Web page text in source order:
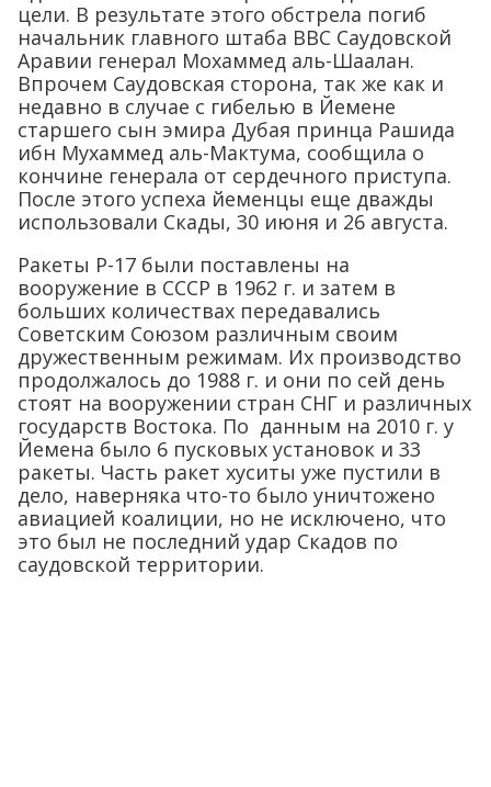
цели. В результате этого обстрела погиб
начальник главного штаба ВВС Саудовской
Аравии генерал Мохаммед аль-Шаалан.
Впрочем Саудовская сторона, так же как и
недавно в случае с гибелью в Йемене
старшего сын эмира Дубая принца Рашида
ибн Мухаммед аль-Мактума, сообщила о
кончине генерала от сердечного приступа.
После этого успеха йеменцы еще дважды
использовали Скады, 30 июня и 26 августа.
Ракеты Р-17 были поставлены на
вооружение в СССР в 1962 г. и затем в
больших количествах передавались
Советским Союзом различным своим
дружественным режимам. Их производство
продолжалось до 1988 г. и они по сей день
стоят на вооружении стран СНГ и различных
государств Востока. По данным на 2010 г. у
Йемена было 6 пусковых установок и 33
ракеты. Часть ракет хуситы уже пустили в
дело, наверняка что-то было уничтожено
авиацией коалиции, но не исключено, что
это был не последний удар Скадов по
саудовской территории.